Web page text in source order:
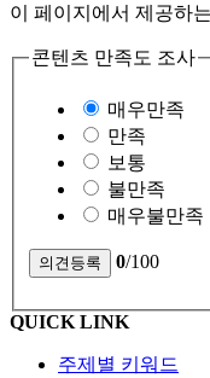
이 페이지에서 제공하
콘텐츠 만족도 조사
매우만족
만족
보통
불만족
매우불만족
0/100
QUICK LINK
주제별 키워드